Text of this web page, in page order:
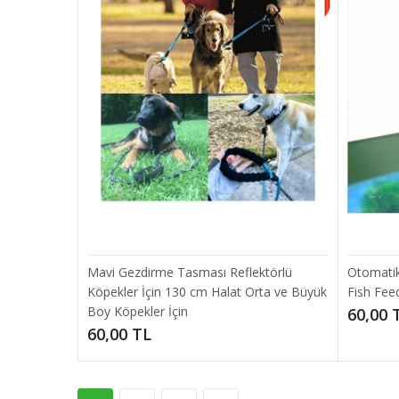
Evcil
Mavi Gezdirme Tasması Reflektörlü
Köpekler İçin 130 cm Halat Orta ve Büyük
Boy Köpekler İçin
60,00 TL
Fish
60,00